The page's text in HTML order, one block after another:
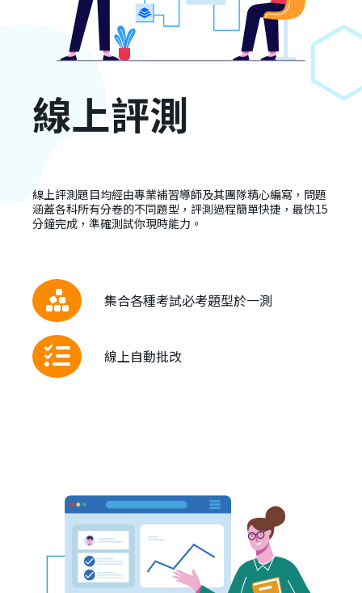
線上評測
線上評測題目均經由專業補習導師及其團隊精心編寫，問題
涵蓋各科所有分卷的不同題型，評測過程簡單快捷，最快15
分鐘完成，準確測試你現時能力。
集合各種考試必考題型於一測
線上自動批改